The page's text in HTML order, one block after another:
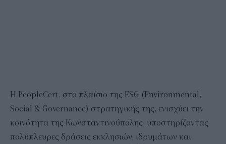
Η PeopleCert, στο πλαίσιο της ESG (Environmental,
Social & Governance) στρατηγικής της, ενισχύει την
κοινότητα της Κωνσταντινούπολης, υποστηρίζοντας
πολύπλευρες δράσεις εκκλησιών, ιδρυμάτων και